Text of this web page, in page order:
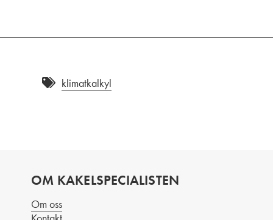
klimatkalkyl
OM KAKELSPECIALISTEN
Om oss